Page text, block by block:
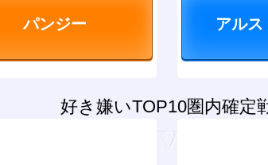
好き嫌いTOP10圏内確定